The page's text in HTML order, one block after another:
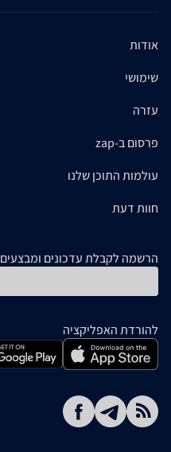
אודות
שימושי
עזרה
פרסום ב-zap
עולמות התוכן שלנו
חוות דעת
הרשמה לקבלת עדכונים ומבצעים
להורדת האפליקציה